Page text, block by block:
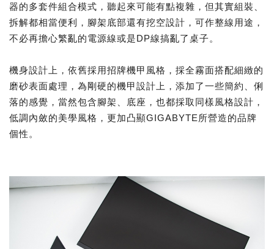
器的多套件組合模式，聽起來可能有點複雜，但其實組裝、
拆解都相當便利，腳架底部還有挖空設計，可作整線用途，
不必再擔心繁亂的電源線或是DP線搞亂了桌子。
機身設計上，依舊採用招牌機甲風格，採全霧面搭配細緻的
磨砂表面處理，為剛硬的機甲設計上，添加了一些簡約、俐
落的感覺，當然包含腳架、底座，也都採取同樣風格設計，
低調內斂的美學風格，更加凸顯GIGABYTE所營造的品牌
個性。